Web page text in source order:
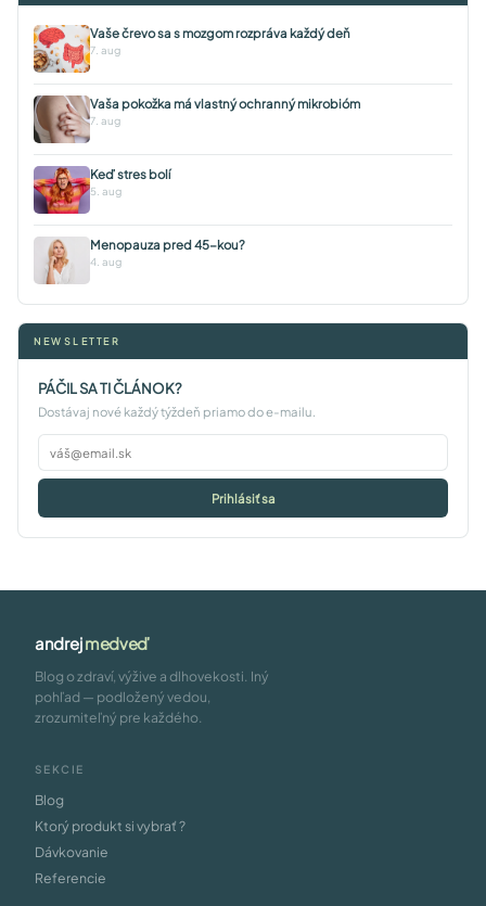
Vaše črevo sa s mozgom rozpráva každý deň
7. aug
Vaša pokožka má vlastný ochranný mikrobióm
7. aug
Keď stres bolí
5. aug
Menopauza pred 45-kou?
4. aug
NEWSLETTER
PÁČIL SA TI ČLÁNOK?
Dostávaj nové každý týždeň priamo do e-mailu.
Prihlásiť sa
andrejmedveď
Blog o zdraví, výžive a dlhovekosti. Iný
pohľad — podložený vedou,
zrozumiteľný pre každého.
SEKCIE
Blog
Ktorý produkt si vybrať ?
Dávkovanie
Referencie